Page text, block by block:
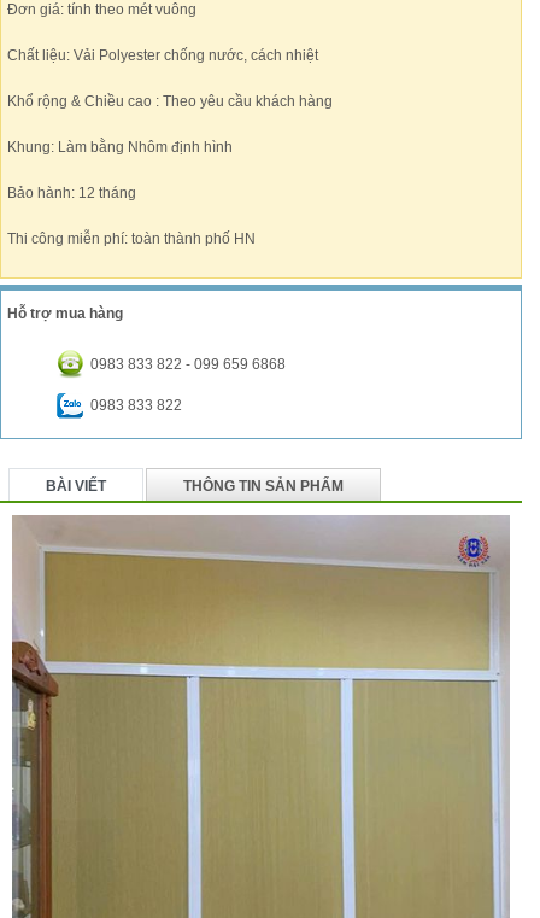
Đơn giá: tính theo mét vuông
Chất liệu: Vải Polyester chống nước, cách nhiệt
Khổ rộng & Chiều cao : Theo yêu cầu khách hàng
Khung: Làm bằng Nhôm định hình
Bảo hành: 12 tháng
Thi công miễn phí: toàn thành phố HN
Hỗ trợ mua hàng
0983 833 822 - 099 659 6868
0983 833 822
BÀI VIẾT THÔNG TIN SẢN PHẨM